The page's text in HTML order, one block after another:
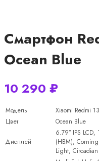
Смартфон
Ocean Blue
10 290 ₽
Модель
Xiaomi Redmi
Цвет
Ocean Blue
Дисплей
6.79″ IPS
(HBM),
Light,